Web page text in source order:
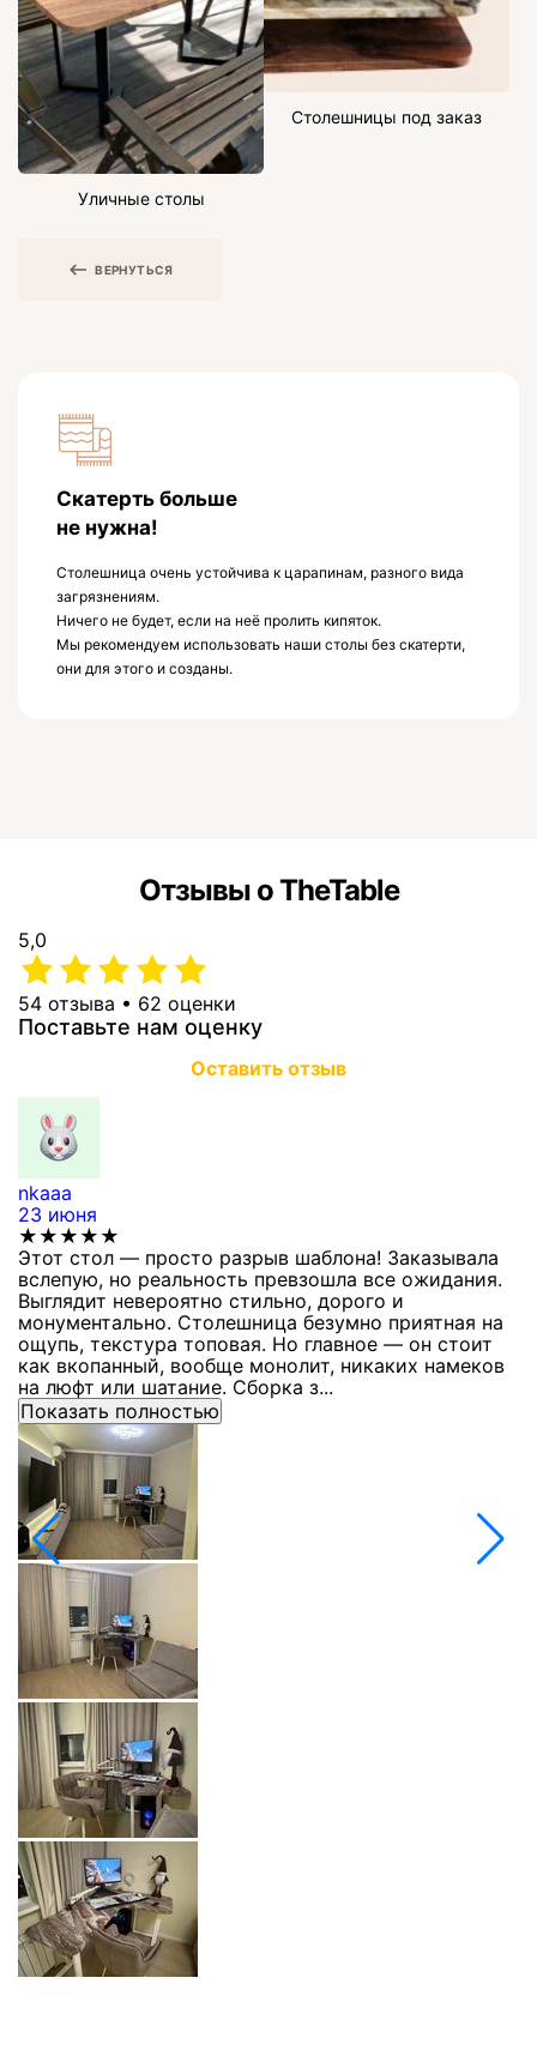
Уличные столы
Столешницы под заказ
ВЕРНУТЬСЯ
Скатерть больше
не нужна!
Столешница очень устойчива к царапинам, разного вида
загрязнениям.
Ничего не будет, если на неё пролить кипяток.
Мы рекомендуем использовать наши столы без скатерти,
они для этого и созданы.
Отзывы о TheTable
5,0
54 отзыва • 62 оценки
Поставьте нам оценку
Оставить отзыв
nkaaa
23 июня
★★★★★
Этот стол — просто разрыв шаблона! Заказывала
вслепую, но реальность превзошла все ожидания.
Выглядит невероятно стильно, дорого и
монументально. Столешница безумно приятная на
ощупь, текстура топовая. Но главное — он стоит
как вкопанный, вообще монолит, никаких намеков
на люфт или шатание. Сборка з...
Показать полностью